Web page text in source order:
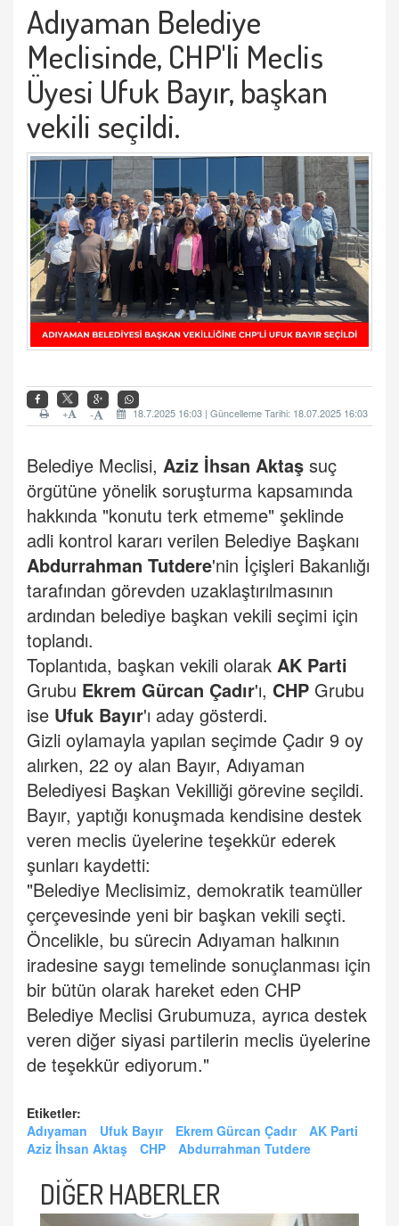
Adıyaman Belediye
Meclisinde, CHP'li Meclis
Üyesi Ufuk Bayır, başkan
vekili seçildi.
18.7.2025 16:03 | Güncelleme Tarihi: 18.07.2025 16:03
-
+
Belediye Meclisi, Aziz İhsan Aktaş suç
örgütüne yönelik soruşturma kapsamında
hakkında "konutu terk etmeme" şeklinde
adli kontrol kararı verilen Belediye Başkanı
Abdurrahman Tutdere'nin İçişleri Bakanlığı
tarafından görevden uzaklaştırılmasının
ardından belediye başkan vekili seçimi için
toplandı.
Toplantıda, başkan vekili olarak AK Parti
Grubu Ekrem Gürcan Çadır'ı, CHP Grubu
ise Ufuk Bayır'ı aday gösterdi.
Gizli oylamayla yapılan seçimde Çadır 9 oy
alırken, 22 oy alan Bayır, Adıyaman
Belediyesi Başkan Vekilliği görevine seçildi.
Bayır, yaptığı konuşmada kendisine destek
veren meclis üyelerine teşekkür ederek
şunları kaydetti:
"Belediye Meclisimiz, demokratik teamüller
çerçevesinde yeni bir başkan vekili seçti.
Öncelikle, bu sürecin Adıyaman halkının
iradesine saygı temelinde sonuçlanması için
bir bütün olarak hareket eden CHP
Belediye Meclisi Grubumuza, ayrıca destek
veren diğer siyasi partilerin meclis üyelerine
de teşekkür ediyorum."
Etiketler:
Adıyaman
Ufuk Bayır Ekrem Gürcan Çadır
AK Parti
Aziz İhsan Aktaş
CHP Abdurrahman Tutdere
DİĞER HABERLER